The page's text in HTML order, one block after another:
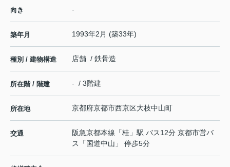
向き -
築年月 1993年2月 (築33年)
種別 / 建物構造 店舗 / 鉄骨造
所在階 / 階建 - / 3階建
所在地 京都府京都市西京区大枝中山町
交通 阪急京都本線 「桂 」駅 バス12分 京都市営バ
ス「国道中山」 停歩5分